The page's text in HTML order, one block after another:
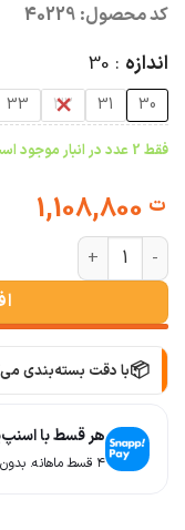
کد محصول:40229
اندازه 30
30
31
32
33
فقط 2 عدد در انبار موجود است
ت1,108,800
شلوار مام کمرساده یخی z عدد
📦با دقت بسته‌بندی
🧡بعد از خرید هم کنارتیم
هر قسط با
۴ قسط ماهانه. بدون سود، چک و ضامن.